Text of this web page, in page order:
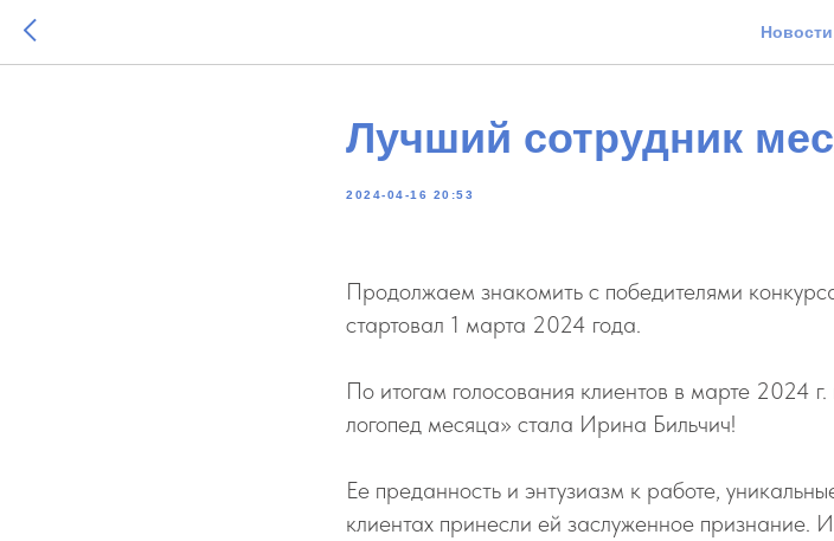
Новости
Лучший сотрудник
2024-04-16 20:53
Продолжаем знакомить с победителями
стартовал 1 марта 2024 года.
По итогам голосования клиентов в марте 2024
логопед месяца» стала Ирина Бильчич!
Ее преданность и энтузиазм к работе,
клиентах принесли ей заслуженное